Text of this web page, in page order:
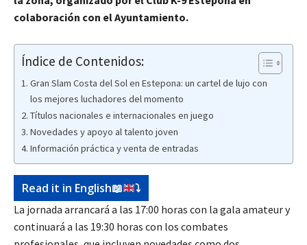
colaboración con el Ayuntamiento.
Índice de Contenidos:
Gran Slam Costa del Sol en Estepona: un cartel de lujo con
los mejores luchadores del momento
Títulos nacionales e internacionales en juego
Novedades y apoyo al talento joven
Información práctica y venta de entradas
Read it in English📖 ⤵️
La jornada arrancará a las 17:00 horas con la gala amateur y
continuará a las 19:30 horas con los combates